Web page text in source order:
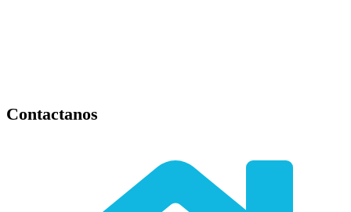
Contactanos